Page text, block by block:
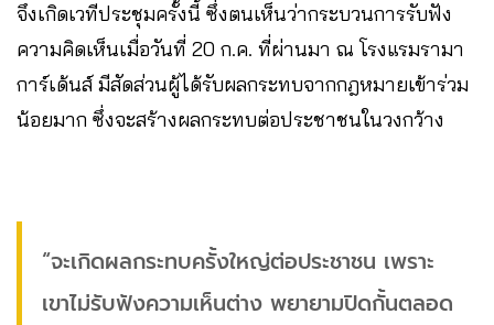
จึงเกิดเวทีประชุมครั้งนี้ ซึ่งตนเห็นว่ากระบวนการรับฟัง
ความคิดเห็นเมื่อวันที่ 20 ก.ค. ที่ผ่านมา ณ โรงแรมรามา
การ์เด้นส์ มีสัดส่วนผู้ได้รับผลกระทบจากกฎหมายเข้าร่วม
น้อยมาก ซึ่งจะสร้างผลกระทบต่อประชาชนในวงกว้าง
“จะเกิดผลกระทบครั้งใหญ่ต่อประชาชน เพราะ
เขาไม่รับฟังความเห็นต่าง พยายามปิดกั้นตลอด